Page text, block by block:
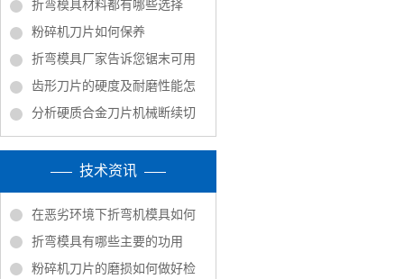
折弯模具材料都有哪些选择
粉碎机刀片如何保养
折弯模具厂家告诉您锯末可用
齿形刀片的硬度及耐磨性能怎
分析硬质合金刀片机械断续切
技术资讯
在恶劣环境下折弯机模具如何
折弯模具有哪些主要的功用
粉碎机刀片的磨损如何做好检